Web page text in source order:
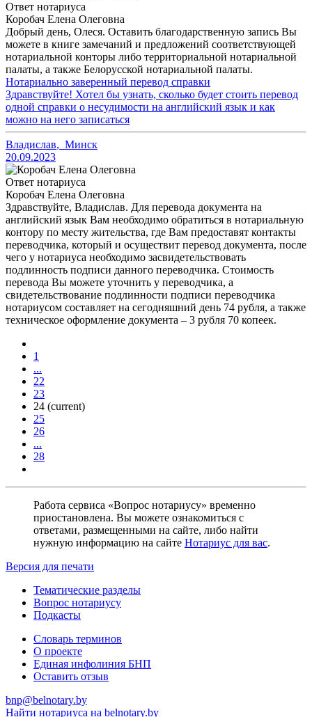
Ответ нотариуса
Коробач Елена Олеговна
Добрый день, Олеся. Оставить благодарственную запись Вы
можете в книге замечаний и предложений соответствующей
нотариальной конторы либо территориальной нотариальной
палаты, а также Белорусской нотариальной палаты.
Нотариально заверенный перевод справки
Здравствуйте! Хотел бы узнать, сколько будет стоить перевод
одной справки о несудимости на английский язык и как
можно на него записаться
Владислав, Минск
20.09.2023
Ответ нотариуса
Коробач Елена Олеговна
Здравствуйте, Владислав. Для перевода документа на
английский язык Вам необходимо обратиться в нотариальную
контору по месту жительства, где Вам предоставят контакты
переводчика, который и осуществит перевод документа, после
чего у нотариуса необходимо засвидетельствовать
подлинность подписи данного переводчика. Стоимость
перевода Вы можете уточнить у переводчика, а
свидетельствование подлинности подписи переводчика
нотариусом составляет на сегодняшний день 74 рубля, а также
техническое оформление документа – 3 рубля 70 копеек.
1
...
22
23
24 (current)
25
26
...
28
Работа сервиса «Вопрос нотариусу» временно
приостановлена. Вы можете ознакомиться с
ответами, размещенными на сайте, либо найти
нужную информацию на сайте Нотариус для вас.
Версия для печати
Тематические разделы
Вопрос нотариусу
Подкасты
Словарь терминов
О проекте
Единая инфолиния БНП
Оставить отзыв
bnp@belnotary.by
Найти нотариуса на belnotary.by